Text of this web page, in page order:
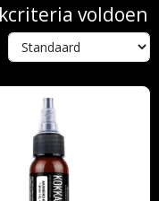
voldoen